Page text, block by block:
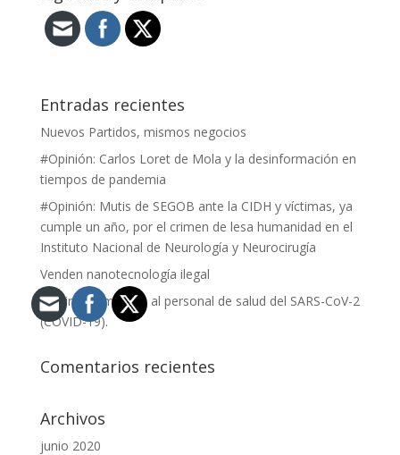
Entradas recientes
Nuevos Partidos, mismos negocios
#Opinión: Carlos Loret de Mola y la desinformación en
tiempos de pandemia
#Opinión: Mutis de SEGOB ante la CIDH y víctimas, ya
cumple un año, por el crimen de lesa humanidad en el
Instituto Nacional de Neurología y Neurocirugía
Venden nanotecnología ilegal
#Opinión: Impacto al personal de salud del SARS-CoV-2
(COVID-19).
Comentarios recientes
Archivos
junio 2020